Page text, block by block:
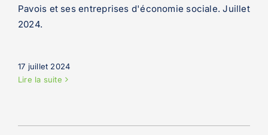
Pavois et ses entreprises d'économie sociale. Juillet
2024.
17 juillet 2024
Lire la suite